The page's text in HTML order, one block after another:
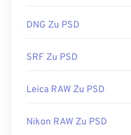
DNG Zu PSD
SRF Zu PSD
Leica RAW Zu PSD
Nikon RAW Zu PSD